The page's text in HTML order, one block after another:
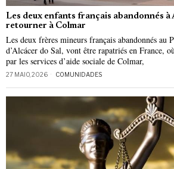
Les deux enfants français abandonnés
retourner à Colmar
Les deux frères mineurs français abandonnés au
d’Alcácer do Sal, vont être rapatriés en France,
par les services d’aide sociale de Colmar,
27 MAIO, 2026 COMUNIDADES